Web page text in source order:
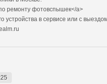
ремонту фотовспышек</a>
устройства в сервисе или с